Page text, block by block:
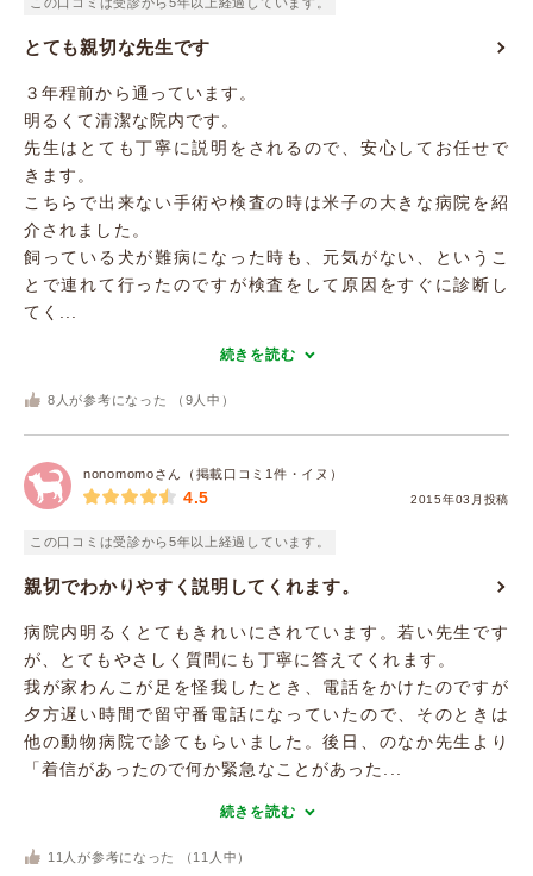
とても親切な先生です
３年程前から通っています。
明るくて清潔な院内です。
先生はとても丁寧に説明をされるので、安心してお任せで
きます。
こちらで出来ない手術や検査の時は米子の大きな病院を紹
介されました。
飼っている犬が難病になった時も、元気がない、というこ
とで連れて行ったのですが検査をして原因をすぐに診断し
てく...
続きを読む
8 人が参考になった （ 9 人中）
nonomomoさん（掲載口コミ1件・イヌ）
2015年03月投稿
4.5
この口コミは受診から5年以上経過しています。
親切でわかりやすく説明してくれます。
病院内明るくとてもきれいにされています。若い先生です
が、とてもやさしく質問にも丁寧に答えてくれます。
我が家わんこが足を怪我したとき、電話をかけたのですが
夕方遅い時間で留守番電話になっていたので、そのときは
他の動物病院で診てもらいました。後日、のなか先生より
「着信があったので何か緊急なことがあった...
続きを読む
11 人が参考になった （ 11 人中）